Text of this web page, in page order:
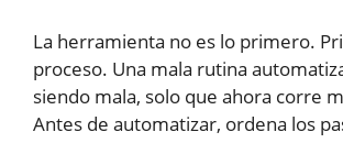
La herramienta no es lo primero.
proceso. Una mala rutina
siendo mala, solo que ahora corre
Antes de automatizar, ordena los